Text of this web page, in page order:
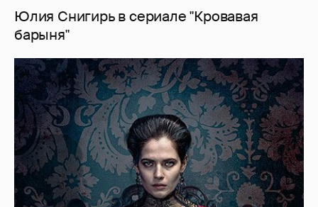
Юлия Снигирь в сериале "Кровавая
барыня"